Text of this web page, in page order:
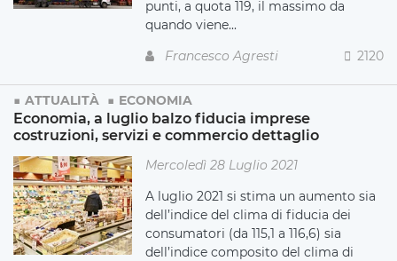
punti, a quota 119, il massimo da
quando viene...
Francesco Agresti
2120
ATTUALITÀ ECONOMIA
Economia, a luglio balzo fiducia imprese
costruzioni, servizi e commercio dettaglio
Mercoledì 28 Luglio 2021
A luglio 2021 si stima un aumento sia
dell’indice del clima di fiducia dei
consumatori (da 115,1 a 116,6) sia
dell’indice composito del clima di